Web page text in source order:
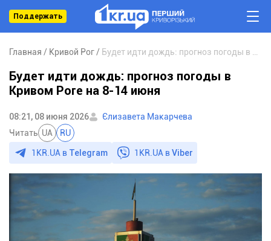
Поддержать
Главная Кривой Рог
Будет идти дождь: прогноз погоды в
Кривом Роге на 8-14 июня
08:21, 08 июня 2026
Єлизавета Макарчева
Читать UA RU
1KR.UA в Telegram 1KR.UA вViber